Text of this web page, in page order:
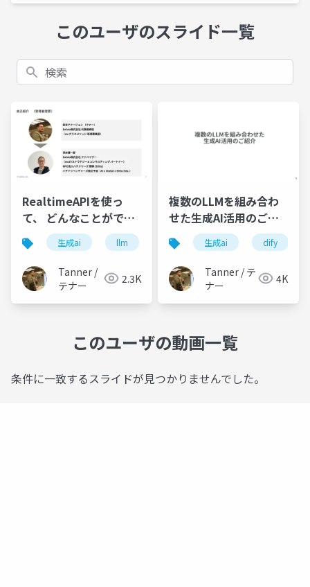
このユーザのスライド一覧
検索
RealtimeAPIを使っ
て、 どんなことができ
るかを検証してみる
生成ai llm realtimeapi openai
Tanner /
テナー
2.3K
複数のLLMを組み合わ
せた生成AI活用のご紹
介_2025生成ai dify
Tanner / テ
ナー
4K
このユーザの動画一覧
条件に一致するスライドが見つかりませんでした。